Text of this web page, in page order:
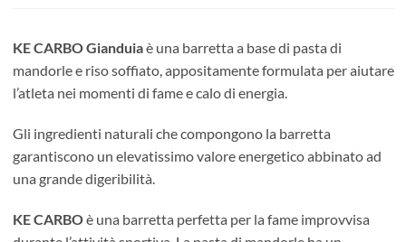
KE CARBO Gianduiaè una barretta a base di pasta di
mandorle e riso soffiato, appositamente formulata per aiutare
l’atleta nei momenti di fame e calo di energia.
Gli ingredienti naturali che compongono la barretta
garantiscono un elevatissimo valore energetico abbinato ad
una grande digeribilità.
KE CARBOè una barretta perfetta per la fame improvvisa